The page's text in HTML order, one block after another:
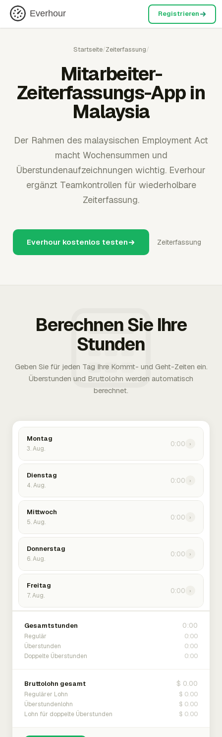
Everhour Registrieren
Startseite/Zeiterfassung/
Mitarbeiter-
Zeiterfassungs-App in
Malaysia
Der Rahmen des malaysischen Employment Act
macht Wochensummen und
Überstundenaufzeichnungen wichtig. Everhour
ergänzt Teamkontrollen für wiederholbare
Zeiterfassung.
Everhour kostenlos testen Zeiterfassung
Berechnen Sie Ihre
Stunden
Geben Sie für jeden Tag Ihre Kommt- und Geht-Zeiten ein.
Überstunden und Bruttolohn werden automatisch
berechnet.
Montag
3. Aug.
0:00 ›
Dienstag
4. Aug.
0:00 ›
Mittwoch
5. Aug.
0:00 ›
Donnerstag
6. Aug.
0:00 ›
Freitag
7. Aug.
0:00 ›
Gesamtstunden 0:00
Regulär 0:00
Überstunden 0:00
Doppelte Überstunden 0:00
Bruttolohn gesamt $ 0.00
Regulärer Lohn $ 0.00
Überstundenlohn $ 0.00
Lohn für doppelte Überstunden $ 0.00